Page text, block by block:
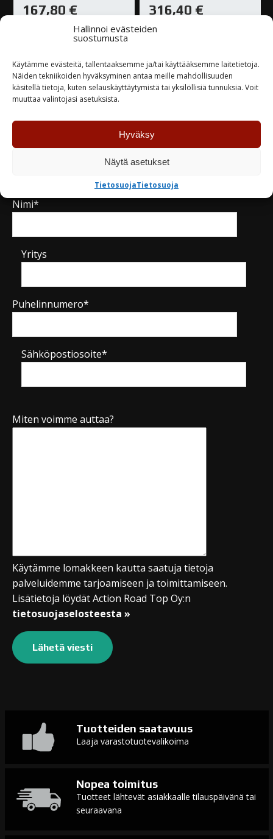
Hallinnoi evästeiden
suostumusta
Käytämme evästeitä, tallentaaksemme ja/tai käyttääksemme laitetietoja.
Näiden tekniikoiden hyväksyminen antaa meille mahdollisuuden
käsitellä tietoja, kuten selauskäyttäytymistä tai yksilöllisiä tunnuksia. Voit
muuttaa valintojasi asetuksista.
Hyväksy
Näytä asetukset
TietosuojaTietosuoja
167,80 €
Varastossa
TUTUSTU
316,40 €
TUTUSTU
Kysy tuotteesta / ota yhteyttä
Nimi*
Yritys
Puhelinnumero*
Sähköpostiosoite*
Miten voimme auttaa?
Käytämme lomakkeen kautta saatuja tietoja
palveluidemme tarjoamiseen ja toimittamiseen.
Lisätietoja löydät Action Road Top Oy:n
tietosuojaselosteesta »
Tuotteiden saatavuus
Laaja varastotuotevalikoima
Nopea toimitus
Tuotteet lähtevät asiakkaalle tilauspäivänä tai
seuraavana